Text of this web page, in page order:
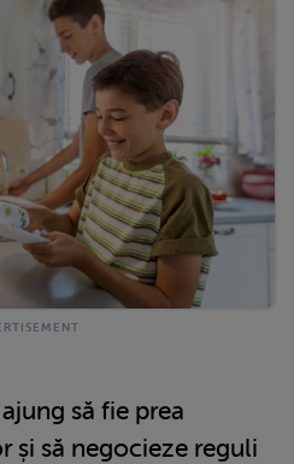
să fie prea
și să negocieze reguli